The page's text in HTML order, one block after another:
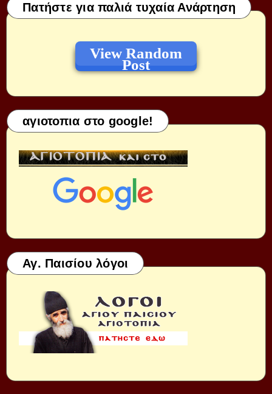
Πατήστε για παλιά τυχαία Ανάρτηση
View Random
Post
αγιοτοπια στο google!
Αγ. Παισίου λόγοι